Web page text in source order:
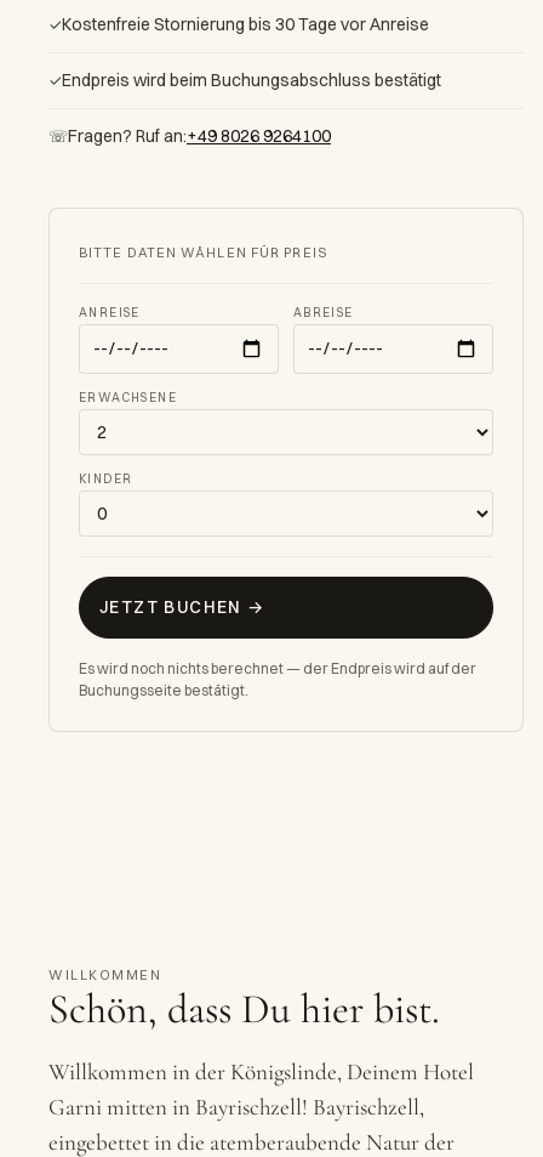
✓Kostenfreie Stornierung bis 30 Tage vor Anreise
✓Endpreis wird beim Buchungsabschluss bestätigt
☏Fragen? Ruf an:+49 8026 9264100
BITTE DATEN WÄHLEN FÜR PREIS
ANREISE ABREISE
ERWACHSENE
KINDER
JETZT BUCHEN →
Es wird noch nichts berechnet — der Endpreis wird auf der
Buchungsseite bestätigt.
WILLKOMMEN
Schön, dass Du hier bist.
Willkommen in der Königslinde, Deinem Hotel
Garni mitten in Bayrischzell! Bayrischzell,
eingebettet in die atemberaubende Natur der